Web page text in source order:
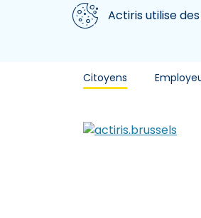
Aller au contenu principal
Nous utilisons des cookies
Actiris utilise
Citoyens